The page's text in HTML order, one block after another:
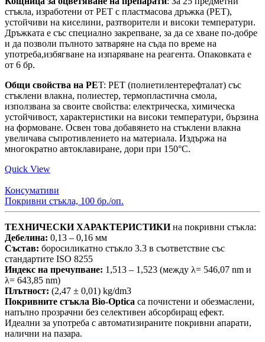
стъкла, изработени от PET с пластмасова дръжка (PET),
устойчиви на киселини, разтворители и високи температури.
Дръжката е със специално закрепване, за да се хване по-добре
и да позволи пълното затваряне на съда по време на
употреба,избягване на изпаряване на реагента. Опаковката е
от 6 бр.
Общи свойства на PET: PET (полиетилентерефталат) със
стъклени влакна, полиестер, термопластична смола,
използвана за своите свойства: електрическа, химическа
устойчивост, характеристики на високи температури, бързина
на формоване. Освен това добавянето на стъклени влакна
увеличава съпротивлението на материала. Издържа на
многократно автоклавиране, дори при 150°C.
Quick View
Консумативи
Покривни стъкла, 100 бр./оп.
ТЕХНИЧЕСКИ ХАРАКТЕРИСТИКИна покривни стъкла:
Дебелина: 0,13 – 0,16 мм
Състав: боросиликатно стъкло 3.3 в съответствие със
стандартите ISO 8255
Индекс на пречупване: 1,513 – 1,523 (между λ= 546,07 nm и
λ= 643,85 nm)
Плътност: (2,47 ± 0,01) kg/dm3
Покривните стъкла Bio-Optica са почистени и обезмаслени,
напълно прозрачни без селективен абсорбиращ ефект.
Идеални за употреба с автоматизираните покривни апарати,
налични на пазара.